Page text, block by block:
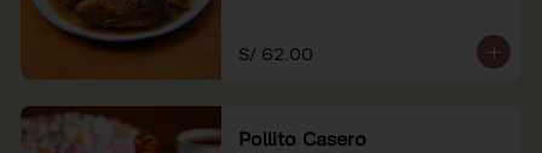
*Nuestros precios están expresados en
soles e incluyen impuestos de ley y
S/ 62.00
Pollito Casero